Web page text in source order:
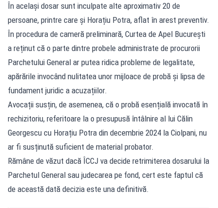
În același dosar sunt inculpate alte aproximativ 20 de
persoane, printre care și Horațiu Potra, aflat în arest preventiv.
În procedura de cameră preliminară, Curtea de Apel București
a reținut că o parte dintre probele administrate de procurorii
Parchetului General ar putea ridica probleme de legalitate,
apărările invocând nulitatea unor mijloace de probă și lipsa de
fundament juridic a acuzațiilor.
Avocații susțin, de asemenea, că o probă esențială invocată în
rechizitoriu, referitoare la o presupusă întâlnire al lui Călin
Georgescu cu Horațiu Potra din decembrie 2024 la Ciolpani, nu
ar fi susținută suficient de material probator.
Rămâne de văzut dacă ÎCCJ va decide retrimiterea dosarului la
Parchetul General sau judecarea pe fond, cert este faptul că
de această dată decizia este una definitivă.